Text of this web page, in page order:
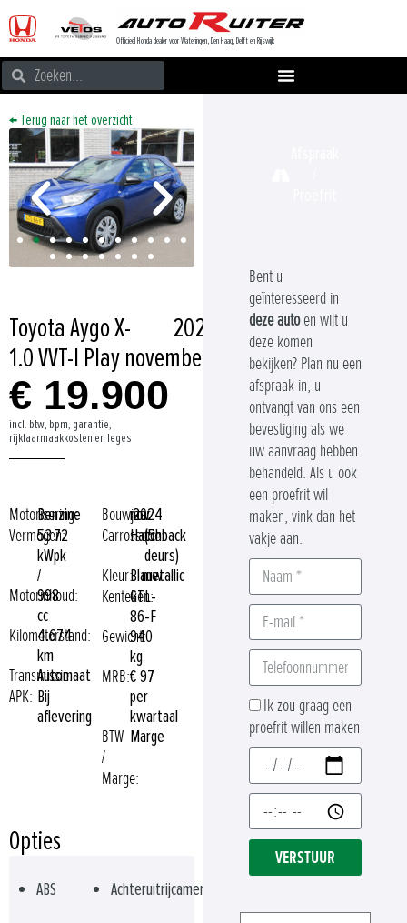
Officieel Honda dealer voor Wateringen, Den Haag, Delft en Rijswijk
← Terug naar het overzicht
Toyota Aygo X
1.0 VVT-I Play
-
november
2024
€ 19.900
incl. btw, bpm, garantie,
rijklaarmaakkosten en leges
Motorisering:
Benzine
Vermogen:
53
kW
/
72
pk
Motorinhoud:
998
cc
Kilometerstand:
4.674
km
Transmissie:
Automaat
APK: Bij
aflevering
Bouwjaar:
nov
2024
Carrosserie:
Hatchback
(5-
deurs)
Kleur:Blauw
metallic
Kenteken:
GTL-
86-F
Gewicht:
940
kg
MRB:€ 97
per
kwartaal
BTW
/
Marge:
Marge
Opties
ABS Achteruitrijcamera
Bent u
geïnteresseerd in
deze autoen wilt u
deze komen
bekijken? Plan nu een
afspraak in, u
ontvangt van ons een
bevestiging als we
uw aanvraag hebben
behandeld. Als u ook
een proefrit wil
maken, vink dan het
vakje aan.
Ik zou graag een
proefrit willen maken
VERSTUUR